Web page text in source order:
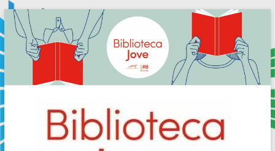
Skip
content